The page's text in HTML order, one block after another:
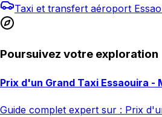
Taxi et transfert aéroport
Poursuivez votre exploration
Prix d'un Grand Taxi Essaouira -
Guide complet expert sur : Prix